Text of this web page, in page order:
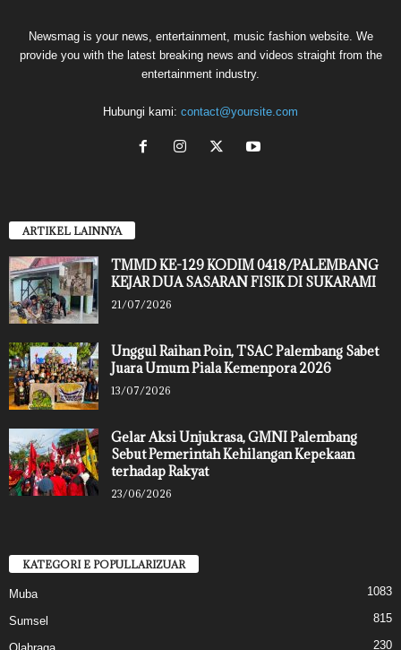
Newsmag is your news, entertainment, music fashion website. We
provide you with the latest breaking news and videos straight from the
entertainment industry.
Hubungi kami: contact@yoursite.com
ARTIKEL LAINNYA
TMMD KE-129 KODIM 0418/PALEMBANG
KEJAR DUA SASARAN FISIK DI SUKARAMI
21/07/2026
Unggul Raihan Poin, TSAC Palembang Sabet
Juara Umum Piala Kemenpora 2026
13/07/2026
Gelar Aksi Unjukrasa, GMNI Palembang
Sebut Pemerintah Kehilangan Kepekaan
terhadap Rakyat
23/06/2026
KATEGORI E POPULLARIZUAR
Muba 1083
Sumsel 815
230